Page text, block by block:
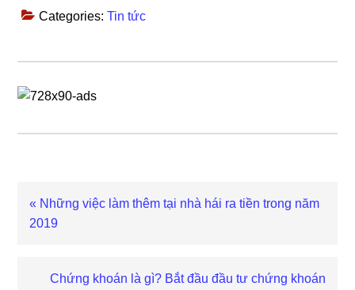
Categories:Tin tức
Previous
Post:
« Những việc làm thêm tại nhà hái ra tiền trong năm
2019
Next
Chứng khoán là gì? Bắt đầu đầu tư chứng khoán